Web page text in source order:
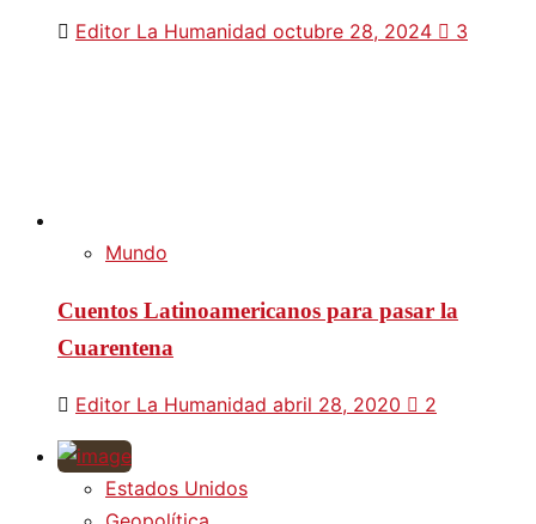
Editor La Humanidad octubre 28, 2024 3
Mundo
Cuentos Latinoamericanos para pasar la
Cuarentena
Editor La Humanidad abril 28, 2020 2
Estados Unidos